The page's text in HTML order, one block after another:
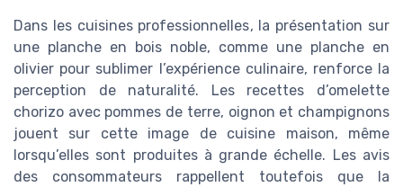
Dans les cuisines professionnelles, la présentation sur
une planche en bois noble, comme une planche en
olivier pour sublimer l’expérience culinaire, renforce la
perception de naturalité. Les recettes d’omelette
chorizo avec pommes de terre, oignon et champignons
jouent sur cette image de cuisine maison, même
lorsqu’elles sont produites à grande échelle. Les avis
des consommateurs rappellent toutefois que la